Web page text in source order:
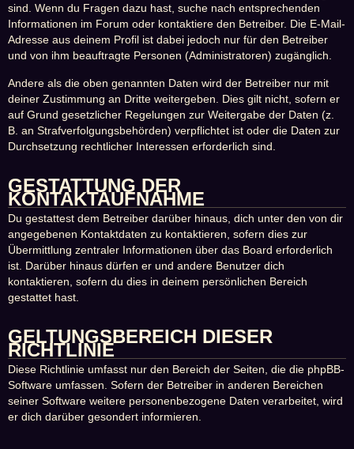
sind. Wenn du Fragen dazu hast, suche nach entsprechenden
Informationen im Forum oder kontaktiere den Betreiber. Die E-Mail-
Adresse aus deinem Profil ist dabei jedoch nur für den Betreiber
und von ihm beauftragte Personen (Administratoren) zugänglich.
Andere als die oben genannten Daten wird der Betreiber nur mit
deiner Zustimmung an Dritte weitergeben. Dies gilt nicht, sofern er
auf Grund gesetzlicher Regelungen zur Weitergabe der Daten (z.
B. an Strafverfolgungsbehörden) verpflichtet ist oder die Daten zur
Durchsetzung rechtlicher Interessen erforderlich sind.
GESTATTUNG DER
KONTAKTAUFNAHME
Du gestattest dem Betreiber darüber hinaus, dich unter den von dir
angegebenen Kontaktdaten zu kontaktieren, sofern dies zur
Übermittlung zentraler Informationen über das Board erforderlich
ist. Darüber hinaus dürfen er und andere Benutzer dich
kontaktieren, sofern du dies in deinem persönlichen Bereich
gestattet hast.
GELTUNGSBEREICH DIESER
RICHTLINIE
Diese Richtlinie umfasst nur den Bereich der Seiten, die die phpBB-
Software umfassen. Sofern der Betreiber in anderen Bereichen
seiner Software weitere personenbezogene Daten verarbeitet, wird
er dich darüber gesondert informieren.